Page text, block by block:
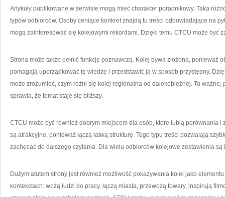
Artykuły publikowane w serwisie mogą mieć charakter poradnikowy. Taka
typów odbiorców. Osoby ceniące konkret znajdą tu treści odpowiadające na
mogą zainteresować się kolejowymi rekordami. Dzięki temu CTCU może być
Strona może także pełnić funkcję poznawczą. Kolej bywa złożona, ponieważ
pomagają uporządkować tę wiedzę i przedstawić ją w sposób przystępny.
może zrozumieć, czym różni się kolej regionalna od dalekobieżnej. To
sprawia, że temat staje się bliższy.
CTCU może być również dobrym miejscem dla osób, które lubią porównania
są atrakcyjne, ponieważ łączą łatwą strukturę. Tego typu treści pozwalają
zachęcać do dalszego czytania. Dla wielu odbiorców kolejowe zestawienia są
Dużym atutem strony jest również możliwość pokazywania kolei jako
kontekstach: wożą ludzi do pracy, łączą miasta, przewożą towary, inspirują